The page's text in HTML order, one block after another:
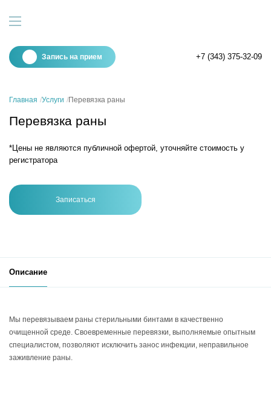
Запись на прием +7 (343) 375-32-09
Главная Услуги Перевязка раны
Перевязка раны
*Цены не являются публичной офертой, уточняйте стоимость у
регистратора
Записаться
Описание
Мы перевязываем раны стерильными бинтами в качественно
очищенной среде. Своевременные перевязки, выполняемые опытным
специалистом, позволяют исключить занос инфекции, неправильное
заживление раны.